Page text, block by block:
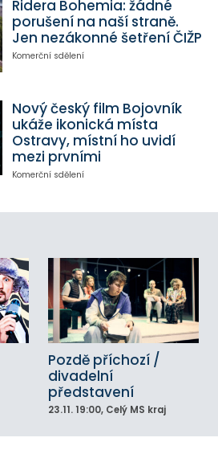
Ridera Bohemia: žádné
porušení na naší straně.
Jen nezákonné šetření ČIŽP
Komerční sdělení
Nový český film Bojovník
ukáže ikonická místa
Ostravy, místní ho uvidí
mezi prvními
Komerční sdělení
Pozdě příchozí /
divadelní
představení
23.11. 19:00, Celý MS kraj